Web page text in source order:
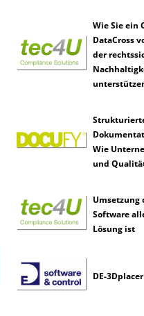
Wie Sie ein
DataCross
der
Wie
und
Umsetzung
Software
Lösung ist
DE-